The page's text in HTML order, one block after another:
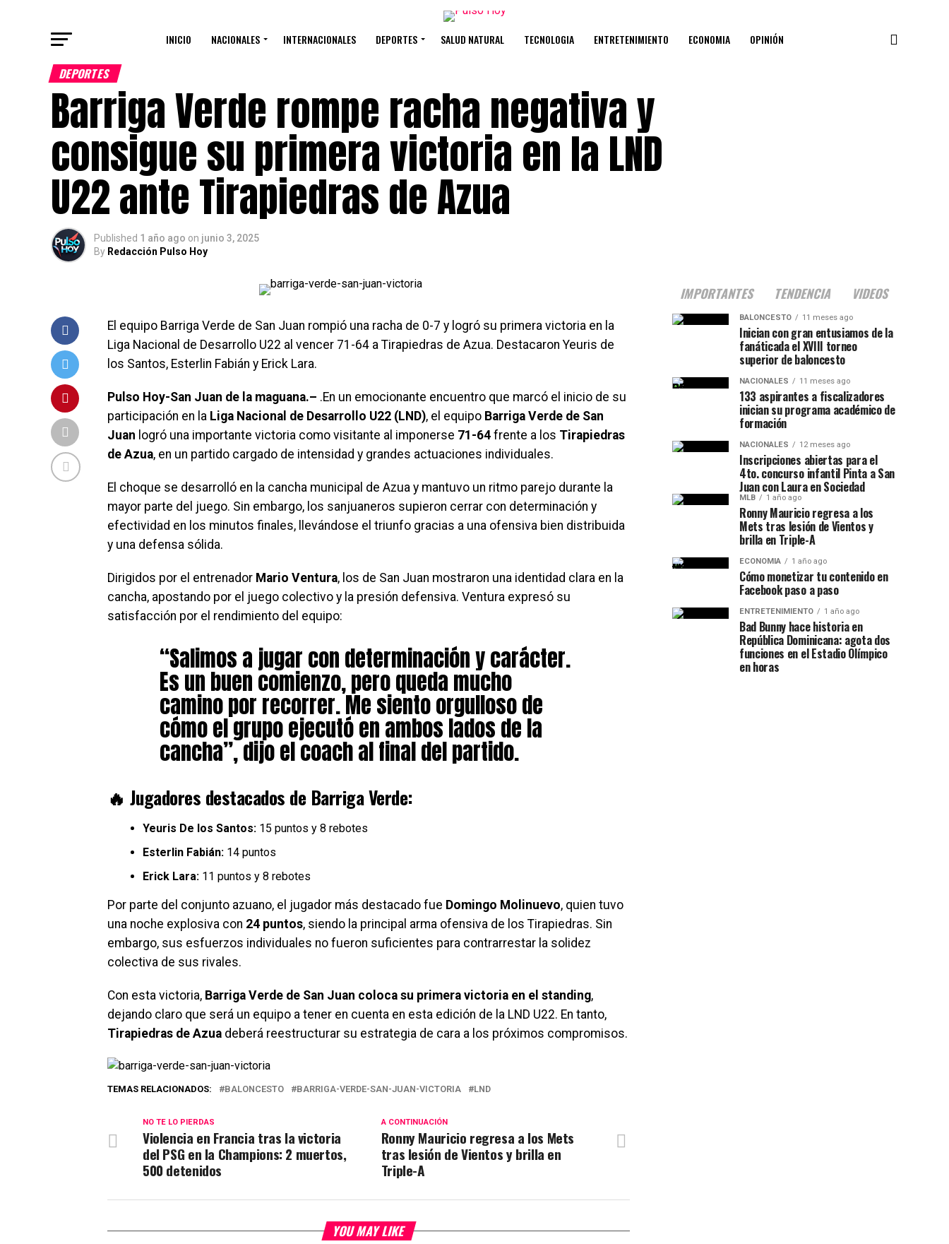
INICIO NACIONALES INTERNACIONALES DEPORTES SALUD NATURAL TECNOLOGIA ENTRETENIMIENTO ECONOMIA OPINIÓN
DEPORTES
Barriga Verde rompe racha negativa y
consigue su primera victoria en la LND
U22 ante Tirapiedras de Azua
Published 1 año ago on junio 3, 2025
By Redacción Pulso Hoy
El equipo Barriga Verde de San Juan rompió una racha de 0-7 y logró su primera victoria en la
Liga Nacional de Desarrollo U22 al vencer 71-64 a Tirapiedras de Azua. Destacaron Yeuris de
los Santos, Esterlin Fabián y Erick Lara.
Pulso Hoy-San Juan de la maguana.– .En un emocionante encuentro que marcó el inicio de su
participación en la Liga Nacional de Desarrollo U22 (LND), el equipo Barriga Verde de San
Juan logró una importante victoria como visitante al imponerse 71-64 frente a los Tirapiedras
de Azua, en un partido cargado de intensidad y grandes actuaciones individuales.
El choque se desarrolló en la cancha municipal de Azua y mantuvo un ritmo parejo durante la
mayor parte del juego. Sin embargo, los sanjuaneros supieron cerrar con determinación y
efectividad en los minutos finales, llevándose el triunfo gracias a una ofensiva bien distribuida
y una defensa sólida.
Dirigidos por el entrenador Mario Ventura, los de San Juan mostraron una identidad clara en la
cancha, apostando por el juego colectivo y la presión defensiva. Ventura expresó su
satisfacción por el rendimiento del equipo:
“Salimos a jugar con determinación y carácter.
Es un buen comienzo, pero queda mucho
camino por recorrer. Me siento orgulloso de
cómo el grupo ejecutó en ambos lados de la
cancha”, dijo el coach al final del partido.
🔥 Jugadores destacados de Barriga Verde:
Yeuris De los Santos: 15 puntos y 8 rebotes
Esterlin Fabián: 14 puntos
Erick Lara: 11 puntos y 8 rebotes
Por parte del conjunto azuano, el jugador más destacado fue Domingo Molinuevo, quien tuvo
una noche explosiva con 24 puntos, siendo la principal arma ofensiva de los Tirapiedras. Sin
embargo, sus esfuerzos individuales no fueron suficientes para contrarrestar la solidez
colectiva de sus rivales.
Con esta victoria, Barriga Verde de San Juan coloca su primera victoria en el standing,
dejando claro que será un equipo a tener en cuenta en esta edición de la LND U22. En tanto,
Tirapiedras de Azua deberá reestructurar su estrategia de cara a los próximos compromisos.
TEMAS RELACIONADOS: BALONCESTO BARRIGA-VERDE-SAN-JUAN-VICTORIA LND
A CONTINUACIÓN
Ronny Mauricio regresa a los Mets
tras lesión de Vientos y brilla en
Triple-A
NO TE LO PIERDAS
Violencia en Francia tras la victoria
del PSG en la Champions: 2 muertos,
500 detenidos
YOU MAY LIKE
IMPORTANTES TENDENCIA VIDEOS
BALONCESTO 11 meses ago
Inician con gran entusiamos de la
fanáticada el XVIII torneo
superior de baloncesto
NACIONALES 11 meses ago
133 aspirantes a fiscalizadores
inician su programa académico de
formación
NACIONALES 12 meses ago
Inscripciones abiertas para el
4to. concurso infantil Pinta a San
Juan con Laura en Sociedad
MLB 1 año ago
Ronny Mauricio regresa a los
Mets tras lesión de Vientos y
brilla en Triple-A
ECONOMIA 1 año ago
Cómo monetizar tu contenido en
Facebook paso a paso
ENTRETENIMIENTO 1 año ago
Bad Bunny hace historia en
República Dominicana: agota dos
funciones en el Estadio Olímpico
en horas